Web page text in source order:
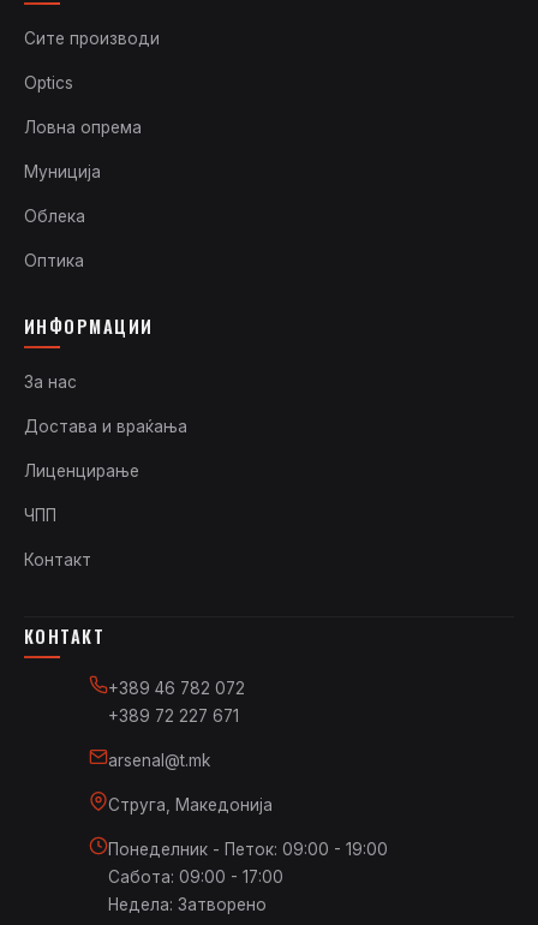
Сите производи
Optics
Ловна опрема
Муниција
Облека
Оптика
ИНФОРМАЦИИ
За нас
Достава и враќања
Лиценцирање
ЧПП
Контакт
КОНТАКТ
+389 46 782 072
+389 72 227 671
arsenal@t.mk
Струга, Македонија
Понеделник - Петок: 09:00 - 19:00
Сабота: 09:00 - 17:00
Недела: Затворено